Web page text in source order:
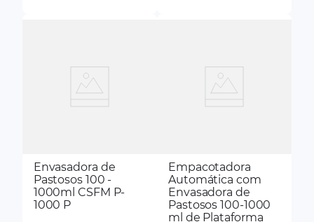
Envasadora de
Pastosos 100 -
1000ml CSFM P-
1000 P
Empacotadora
Automática com
Envasadora de
Pastosos 100-1000
ml de Plataforma